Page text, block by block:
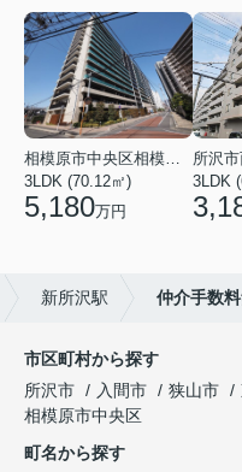
相模原市中央区相模原３丁目
3LDK (70.12㎡)
5,180万円
所沢
3LDK
新所沢駅 仲介手数
市区町村から探す
所沢市
入間市 狭山市
相模原市中央区
町名から探す